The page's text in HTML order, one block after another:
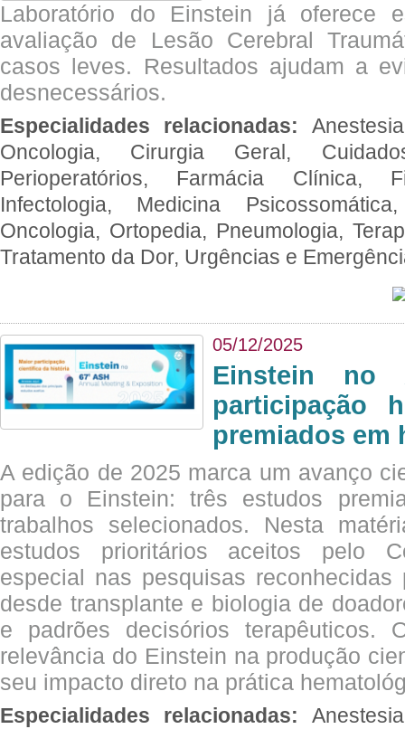
Laboratório do Einstein já oferece
avaliação de Lesão Cerebral
casos leves. Resultados ajudam a
desnecessários.
Especialidades relacionadas:
Oncologia, Cirurgia Geral,
Perioperatórios, Farmácia Clínica,
Infectologia, Medicina
Oncologia, Ortopedia, Pneumologia,
Tratamento da Dor, Urgências e
05/12/2025
Einstein no
participação
premiados em
A edição de 2025 marca um avanço
para o Einstein: três estudos
trabalhos selecionados. Nesta
estudos prioritários aceitos pelo
especial nas pesquisas
desde transplante e biologia de
e padrões decisórios terapêuticos.
relevância do Einstein na produção
seu impacto direto na prática
Especialidades relacionadas: